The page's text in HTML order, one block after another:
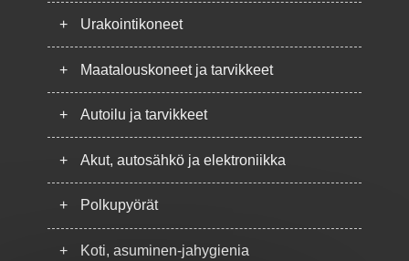
+ Urakointikoneet
+ Maatalouskoneet ja tarvikkeet
+ Autoilu ja tarvikkeet
+ Akut, autosähkö ja elektroniikka
+ Polkupyörät
+ Koti, asuminen-jahygienia